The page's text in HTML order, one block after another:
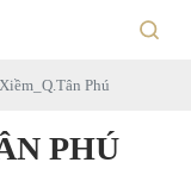
Phú
PHÚ